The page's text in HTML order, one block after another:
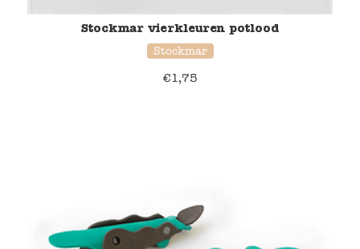
Stockmar vierkleuren potlood
Stockmar
€1,75